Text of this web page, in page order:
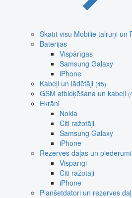
Skatīt visu Mobilie tālruņi un
Baterijas
Vispārīgas
Samsung Galaxy
iPhone
Kabeļi un lādētāji (45)
GSM atbloķēšana un kabeļi
Ekrāni
Nokia
Citi ražotāji
Samsung Galaxy
iPhone
Rezerves daļas un piederumi
Vispārīgi
Citi ražotāji
iPhone
Planšetdatori un rezerves